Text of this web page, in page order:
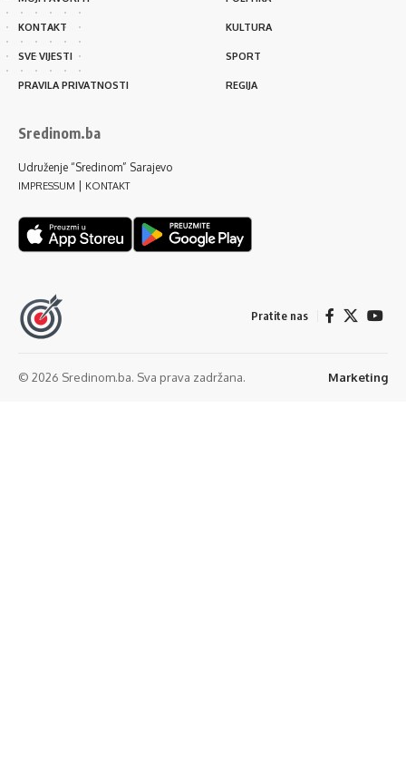
KONTAKT
SVE VIJESTI
PRAVILA PRIVATNOSTI
KULTURA
SPORT
REGIJA
Sredinom.ba
Udruženje “Sredinom” Sarajevo
IMPRESSUM KONTAKT
Pratite nas
© 2026 Sredinom.ba. Sva prava zadržana. Marketing